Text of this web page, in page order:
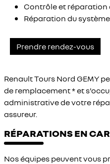
Contrôle et réparation
Réparation du
Prendre rendez-vous
Renault Tours Nord GEMY
de remplacement * et
administrative de votre
assureur.
RÉPARATIONS EN
Nos équipes peuvent vous